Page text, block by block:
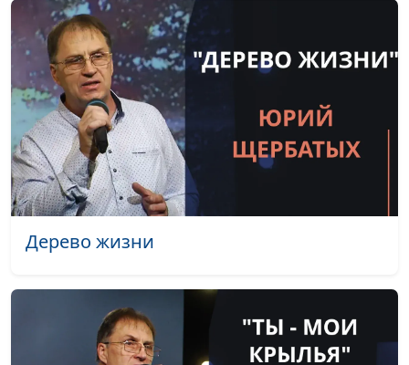
священнослужитель,
консультант по
семейным
Унисекс. Гендерные
стереотипы и
равенство полов
(первая часть)
Андрей Юнак,
священнослужитель,
священнослужитель;
Мария Мараханова,
священнослужитель,
семейным
взаимоотношениям
Дерево жизни